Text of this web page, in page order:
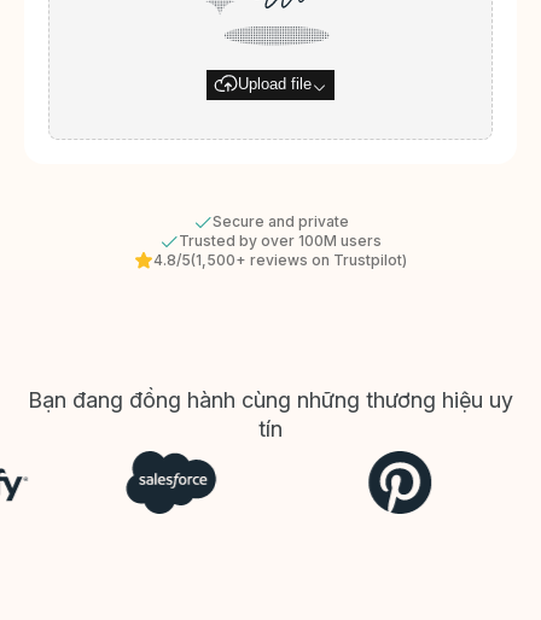
Upload file
Secure and private
Trusted by over 100M users
4.8/5(1,500+ reviews on Trustpilot)
Bạn đang đồng hành cùng những thương hiệu uy
tín